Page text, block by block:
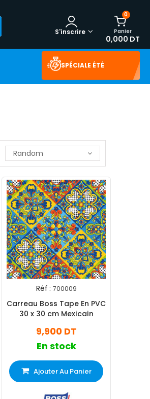
0
Panier
0,000 DT
S'inscrire
SPÉCIALE ÉTÉ
Random
Réf : 700009
Carreau Boss Tape En PVC
30 x 30 cm Mexicain
9,900 DT
En stock
Ajouter Au Panier